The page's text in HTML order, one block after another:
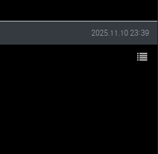
작성일
2025.11.10 23:39
목